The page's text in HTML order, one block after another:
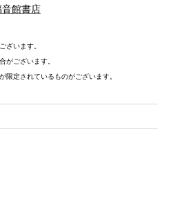
音館書店
ざいます。
がございます。
限定されているものがございます。